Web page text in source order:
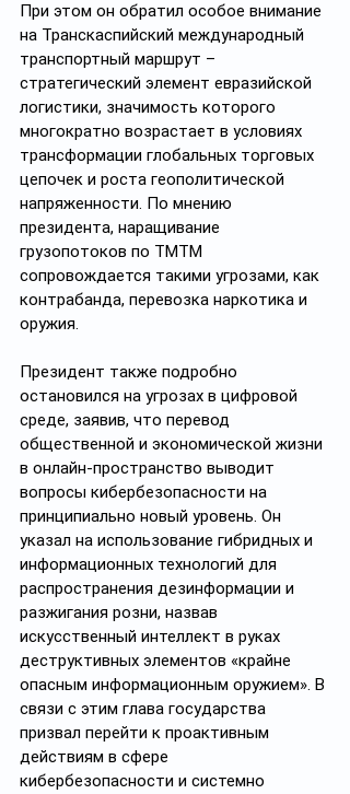
При этом он обратил особое внимание
на Транскаспийский международный
транспортный маршрут –
стратегический элемент евразийской
логистики, значимость которого
многократно возрастает в условиях
трансформации глобальных торговых
цепочек и роста геополитической
напряженности. По мнению
президента, наращивание
грузопотоков по ТМТМ
сопровождается такими угрозами, как
контрабанда, перевозка наркотика и
оружия.
Президент также подробно
остановился на угрозах в цифровой
среде, заявив, что перевод
общественной и экономической жизни
в онлайн-пространство выводит
вопросы кибербезопасности на
принципиально новый уровень. Он
указал на использование гибридных и
информационных технологий для
распространения дезинформации и
разжигания розни, назвав
искусственный интеллект в руках
деструктивных элементов «крайне
опасным информационным оружием». В
связи с этим глава государства
призвал перейти к проактивным
действиям в сфере
кибербезопасности и системно